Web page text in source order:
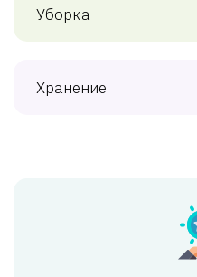
Уборка
Хранение